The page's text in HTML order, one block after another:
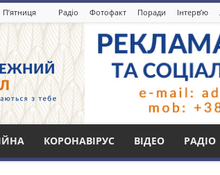
Радіо Фотофакт Поради Інтерв’ю
КОРОНАВІРУС ВІДЕО РАДІО